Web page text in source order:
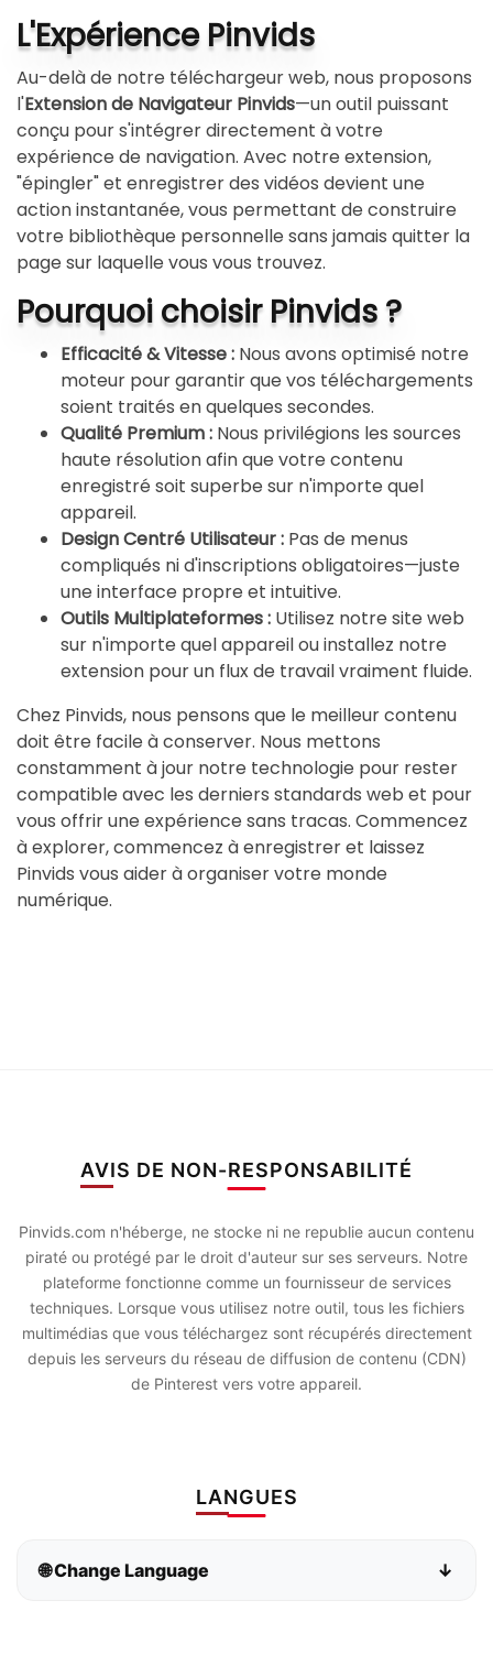
L'Expérience Pinvids
Au-delà de notre téléchargeur web, nous proposons
l'Extension de Navigateur Pinvids—un outil puissant
conçu pour s'intégrer directement à votre
expérience de navigation. Avec notre extension,
"épingler" et enregistrer des vidéos devient une
action instantanée, vous permettant de construire
votre bibliothèque personnelle sans jamais quitter la
page sur laquelle vous vous trouvez.
Pourquoi choisir Pinvids ?
Efficacité & Vitesse : Nous avons optimisé notre
moteur pour garantir que vos téléchargements
soient traités en quelques secondes.
Qualité Premium : Nous privilégions les sources
haute résolution afin que votre contenu
enregistré soit superbe sur n'importe quel
appareil.
Design Centré Utilisateur : Pas de menus
compliqués ni d'inscriptions obligatoires—juste
une interface propre et intuitive.
Outils Multiplateformes : Utilisez notre site web
sur n'importe quel appareil ou installez notre
extension pour un flux de travail vraiment fluide.
Chez Pinvids, nous pensons que le meilleur contenu
doit être facile à conserver. Nous mettons
constamment à jour notre technologie pour rester
compatible avec les derniers standards web et pour
vous offrir une expérience sans tracas. Commencez
à explorer, commencez à enregistrer et laissez
Pinvids vous aider à organiser votre monde
numérique.
AVIS DE NON-RESPONSABILITÉ
Pinvids.com n'héberge, ne stocke ni ne republie aucun contenu
piraté ou protégé par le droit d'auteur sur ses serveurs. Notre
plateforme fonctionne comme un fournisseur de services
techniques. Lorsque vous utilisez notre outil, tous les fichiers
multimédias que vous téléchargez sont récupérés directement
depuis les serveurs du réseau de diffusion de contenu (CDN)
de Pinterest vers votre appareil.
LANGUES
🌐 Change Language ↓